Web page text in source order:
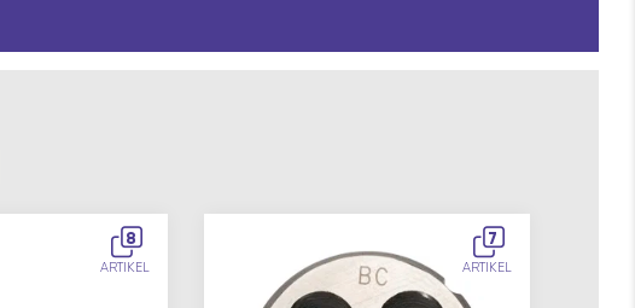
8
ARTIKEL
7
ARTIKEL